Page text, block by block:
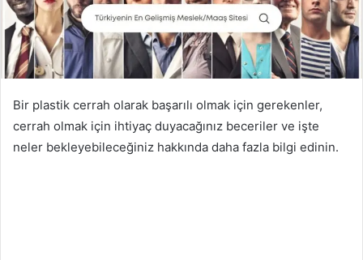
Bir plastik cerrah olarak başarılı olmak için gerekenler,
cerrah olmak için ihtiyaç duyacağınız beceriler ve işte
neler bekleyebileceğiniz hakkında daha fazla bilgi edinin.